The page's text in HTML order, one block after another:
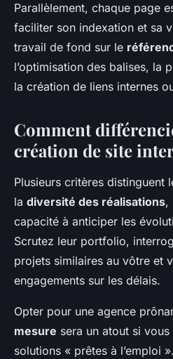
Parallèlement, chaque page
faciliter son indexation et sa
travail de fond sur le
l’optimisation des balises, la
la création de liens internes
Comment
création de site
Plusieurs critères distinguent
la diversité des réalisations,
capacité à anticiper les
Scrutez leur portfolio,
projets similaires au vôtre et
engagements sur les délais.
Opter pour une agence
mesure sera un atout si
solutions « prêtes à l’emploi